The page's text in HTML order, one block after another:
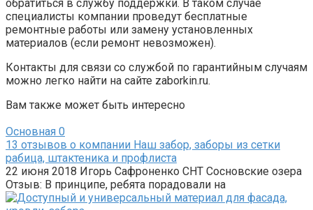
обратиться в службу поддержки. В таком случае
специалисты компании проведут бесплатные
ремонтные работы или замену установленных
материалов (если ремонт невозможен).
Контакты для связи со службой по гарантийным случаям
можно легко найти на сайте zaborkin.ru.
Вам также может быть интересно
Основная 0
13 отзывов о компании Наш забор, заборы из сетки
рабица, штактеника и профлиста
22 июня 2018 Игорь Сафроненко СНТ Сосновские озера
Отзыв: В принципе, ребята порадовали на